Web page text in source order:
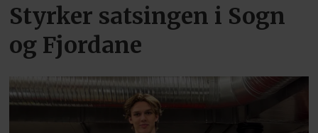
Styrker satsingen i Sogn
og Fjordane